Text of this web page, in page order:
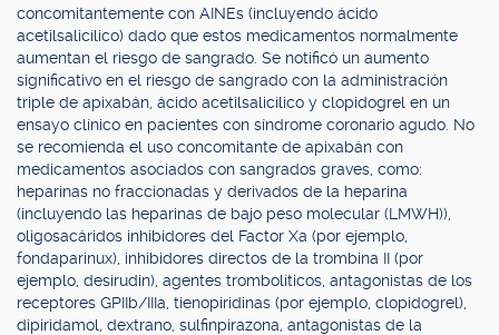
concomitantemente con AINEs (incluyendo ácido
acetilsalicílico) dado que estos medicamentos normalmente
aumentan el riesgo de sangrado. Se notificó un aumento
significativo en el riesgo de sangrado con la administración
triple de apixabán, ácido acetilsalicílico y clopidogrel en un
ensayo clínico en pacientes con síndrome coronario agudo. No
se recomienda el uso concomitante de apixabán con
medicamentos asociados con sangrados graves, como:
heparinas no fraccionadas y derivados de la heparina
(incluyendo las heparinas de bajo peso molecular (LMWH)),
oligosacáridos inhibidores del Factor Xa (por ejemplo,
fondaparinux), inhibidores directos de la trombina II (por
ejemplo, desirudin), agentes trombolíticos, antagonistas de los
receptores GPIIb/IIIa, tienopiridinas (por ejemplo, clopidogrel),
dipiridamol, dextrano, sulfinpirazona, antagonistas de la